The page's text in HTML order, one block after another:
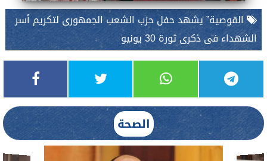
القوصية” يشهد حفل حزب الشعب الجمهورى لتكريم أسر
الشهداء فى ذكرى ثورة 30 يونيو
الصحة